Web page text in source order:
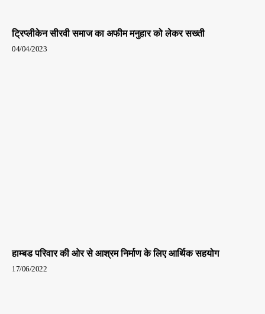
ट्रिप्लीकेन सीरवी समाज का अफीम मनुहार को लेकर सख्ती
04/04/2023
हाम्बड परिवार की ओर से आश्रम निर्माण के लिए आर्थिक सहयोग
17/06/2022